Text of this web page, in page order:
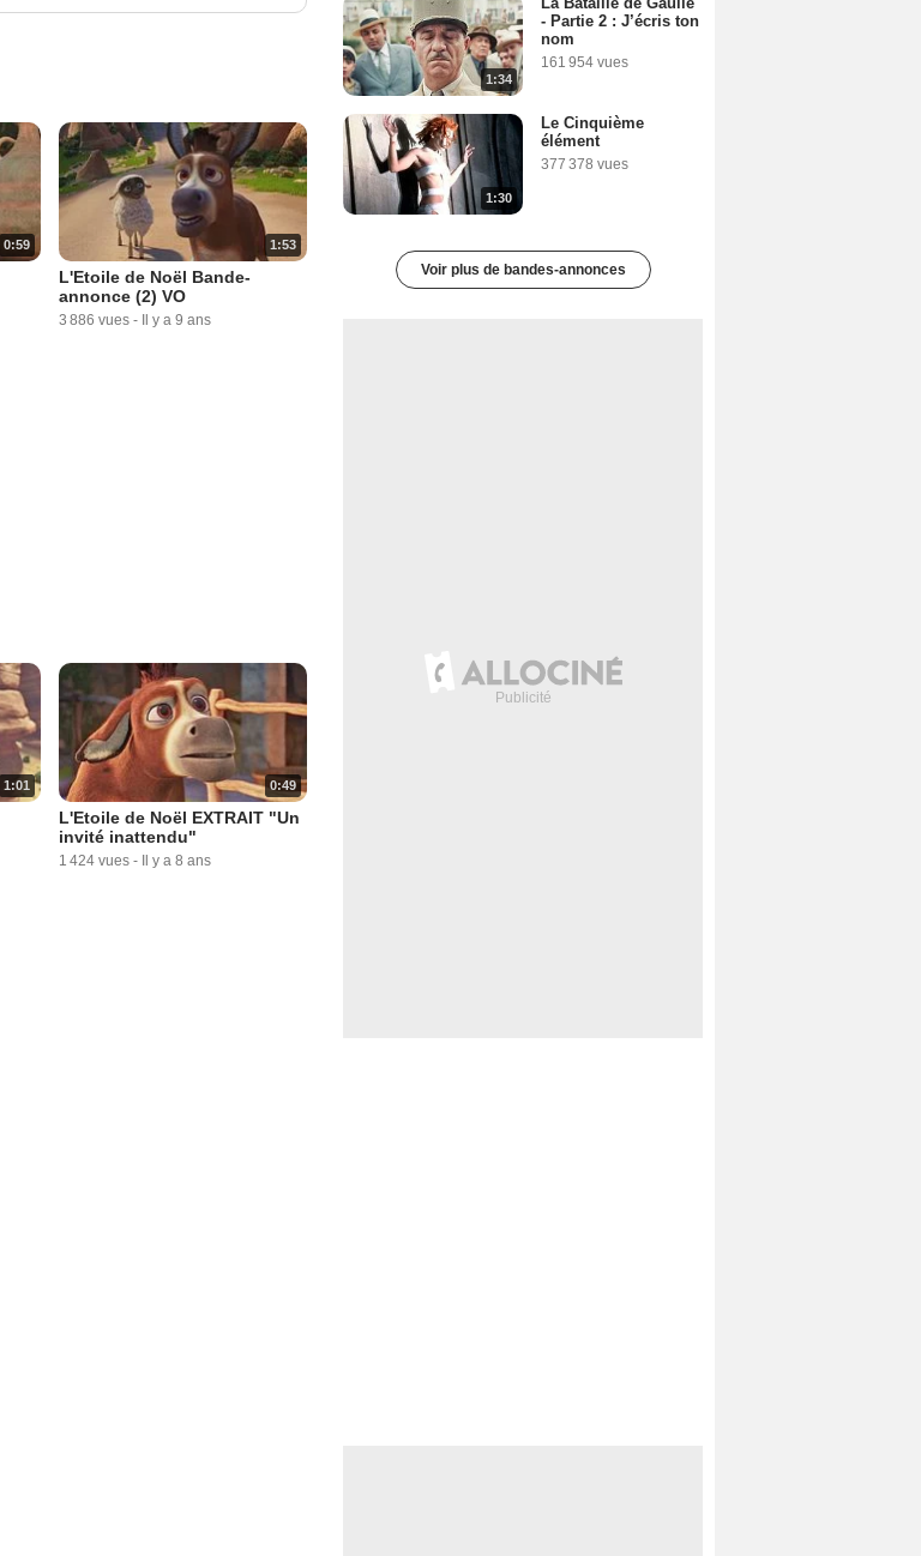
0:59 1:53
L'Etoile de Noël Bande-
annonce (2) VO
3 886 vues - Il y a 9 ans
1:01 0:49
L'Etoile de Noël EXTRAIT "Un
invité inattendu"
1 424 vues - Il y a 8 ans
1:34
- Partie 2 : J’écris ton
nom
161 954 vues
1:30
Le Cinquième
élément
377 378 vues
Voir plus de bandes-annonces